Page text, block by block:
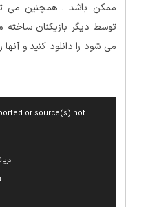
ممکن باشد . همچنین می
توسط دیگر بازیکنان ساخته
می شود را دانلود کنید و آنها
or source(s) not